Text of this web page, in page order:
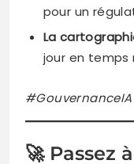
pour un
La
jour en temps
🚀 Passez